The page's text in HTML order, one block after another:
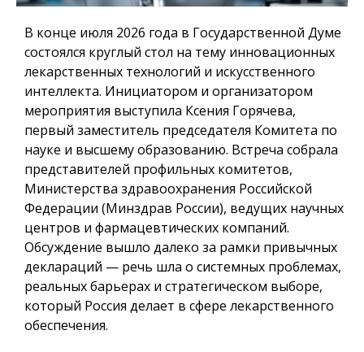
В конце июля 2026 года в Государственной Думе
состоялся круглый стол на тему инновационных
лекарственных технологий и искусственного
интеллекта. Инициатором и организатором
мероприятия выступила Ксения Горячева,
первый заместитель председателя Комитета по
науке и высшему образованию. Встреча собрала
представителей профильных комитетов,
Министерства здравоохранения Российской
Федерации (Минздрав России), ведущих научных
центров и фармацевтических компаний.
Обсуждение вышло далеко за рамки привычных
деклараций — речь шла о системных проблемах,
реальных барьерах и стратегическом выборе,
который Россия делает в сфере лекарственного
обеспечения.